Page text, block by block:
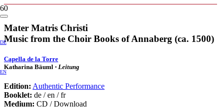
DE
EN
Mater Matris Christi
Music from the Choir Books of Annaberg (ca. 1500)
Capella de la Torre
Katharina Bäuml ⋅ Leitung
Edition: Authentic Performance
Booklet: de / en / fr
Medium: CD / Download